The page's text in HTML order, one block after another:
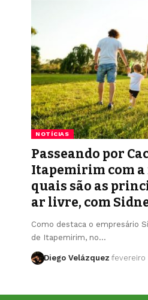
NOTÍCIAS
Passeando por
Itapemirim com
quais são as
ar livre, com
Como destaca o empresário
de Itapemirim, no…
Diego Velázquez fevereiro